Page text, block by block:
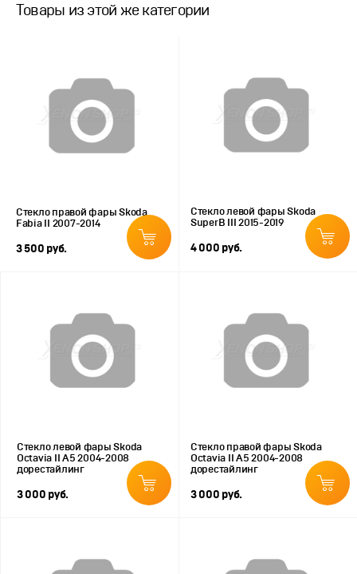
Товары из этой же категории
Стекло правой фары Skoda
Fabia II 2007-2014
3 500 руб.
Стекло левой фары Skoda
SuperB III 2015-2019
4 000 руб.
Стекло левой фары Skoda
Octavia II A5 2004-2008
дорестайлинг
3 000 руб.
Стекло правой фары Skoda
Octavia II A5 2004-2008
дорестайлинг
3 000 руб.